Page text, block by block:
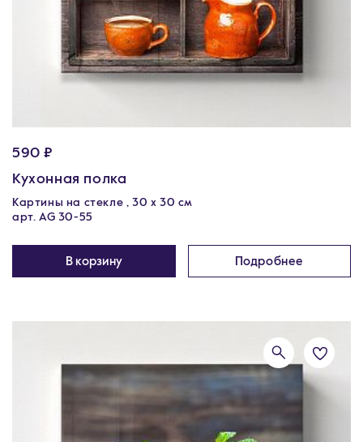
590 ₽
Кухонная полка
Картины на стекле , 30 x 30 см
арт. AG 30-55
В корзину Подробнее